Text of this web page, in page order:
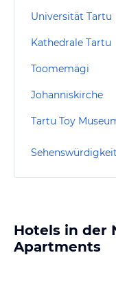
Universität Tartu
Kathedrale Tartu
Toomemägi
Johanniskirche
Tartu Toy
Hotels in der
Apartments